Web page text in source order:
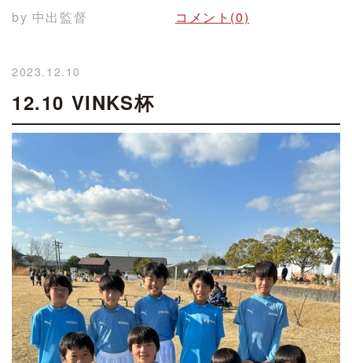
by 中出監督
コメント(0)
2023.12.10
12.10 VINKS杯